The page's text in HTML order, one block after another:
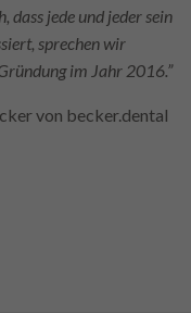
dass jede und jeder sein
sprechen wir
im Jahr 2016.”
von becker.dental